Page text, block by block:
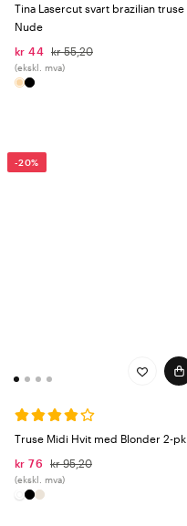
Tina Lasercut svart brazilian truse
Nude
kr 44 kr 55,20
(ekskl. mva)
-20%
Truse Midi Hvit med Blonder 2-pk
kr 76
kr 95,20
(ekskl. mva)